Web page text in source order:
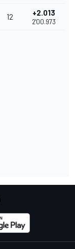
12 +2.013
2'00.973